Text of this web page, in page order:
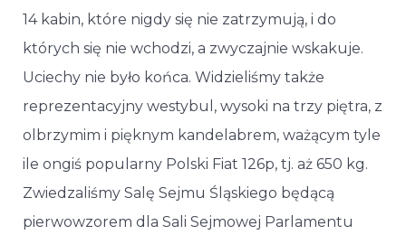
14 kabin, które nigdy się nie zatrzymują, i do
których się nie wchodzi, a zwyczajnie wskakuje.
Uciechy nie było końca. Widzieliśmy także
reprezentacyjny westybul, wysoki na trzy piętra, z
olbrzymim i pięknym kandelabrem, ważącym tyle
ile ongiś popularny Polski Fiat 126p, tj. aż 650 kg.
Zwiedzaliśmy Salę Sejmu Śląskiego będącą
pierwowzorem dla Sali Sejmowej Parlamentu